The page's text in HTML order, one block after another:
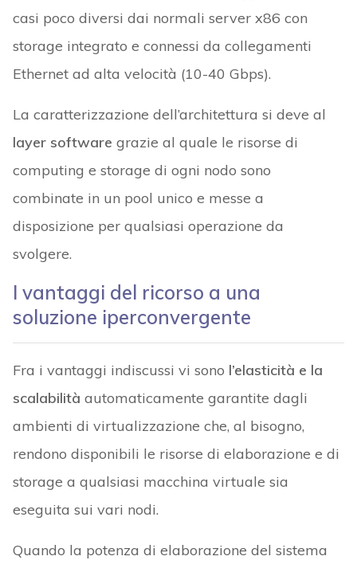
casi poco diversi dai normali server x86 con
storage integrato e connessi da collegamenti
Ethernet ad alta velocità (10-40 Gbps).
La caratterizzazione dell’architettura si deve al
layer software grazie al quale le risorse di
computing e storage di ogni nodo sono
combinate in un pool unico e messe a
disposizione per qualsiasi operazione da
svolgere.
I vantaggi del ricorso a una
soluzione iperconvergente
Fra i vantaggi indiscussi vi sono l’elasticità e la
scalabilità automaticamente garantite dagli
ambienti di virtualizzazione che, al bisogno,
rendono disponibili le risorse di elaborazione e di
storage a qualsiasi macchina virtuale sia
eseguita sui vari nodi.
Quando la potenza di elaborazione del sistema